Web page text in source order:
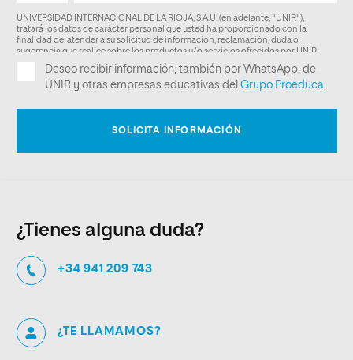
¿Tienes alguna duda?
+34 941 209 743
¿TE LLAMAMOS?